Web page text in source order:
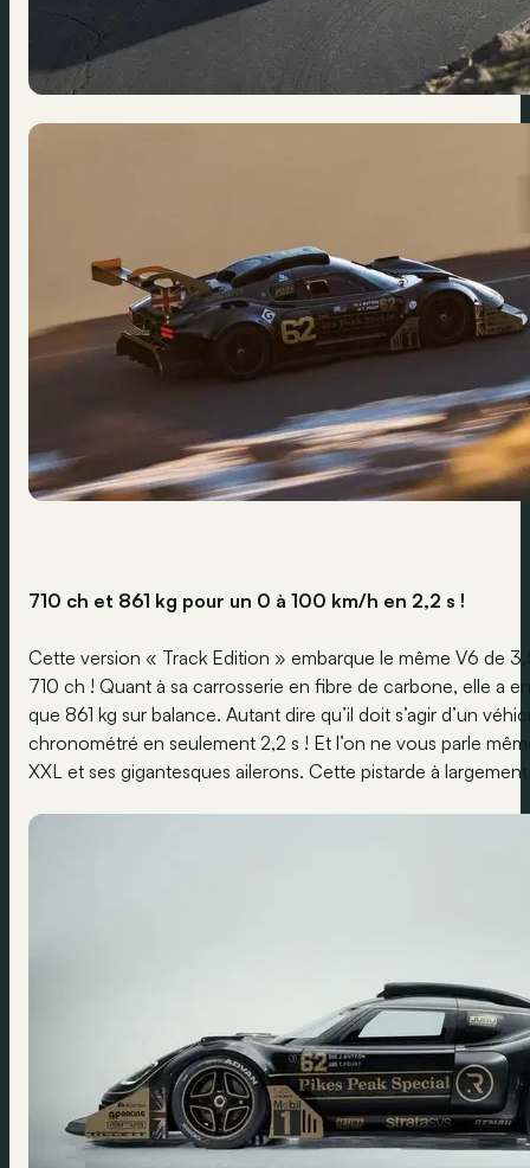
710 ch et 861 kg pour un 0 à 100 km/h en 2,2 s !
Cette version « Track Edition » embarque le même V6 de
710 ch ! Quant à sa carrosserie en fibre de carbone, elle a
que 861 kg sur balance. Autant dire qu’il doit s’agir d’un
chronométré en seulement 2,2 s ! Et l’on ne vous parle
XXL et ses gigantesques ailerons. Cette pistarde à